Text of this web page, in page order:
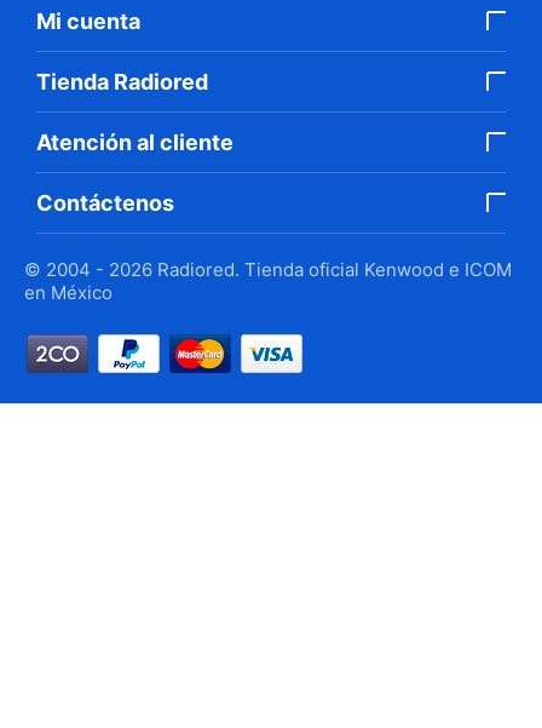
Mi cuenta
Tienda Radiored
Atención al cliente
Contáctenos
© 2004 - 2026 Radiored. Tienda oficial Kenwood e ICOM
en México